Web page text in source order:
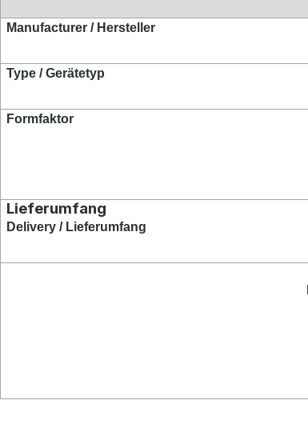
Manufacturer / Hersteller
Type / Gerätetyp
Formfaktor
Lieferumfang
Delivery / Lieferumfang